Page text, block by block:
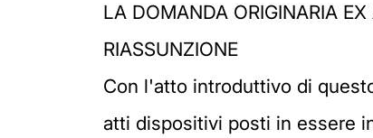
LA DOMANDA ORIGINARIA
RIASSUNZIONE
Con l'atto introduttivo di
atti dispositivi posti in essere